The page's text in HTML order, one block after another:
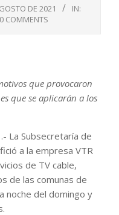
DE 2021
IN:
0 COMMENTS
que provocaron
que se aplicarán a los
La Subsecretaría de
a la empresa VTR
de TV cable,
de las comunas de
noche del domingo y